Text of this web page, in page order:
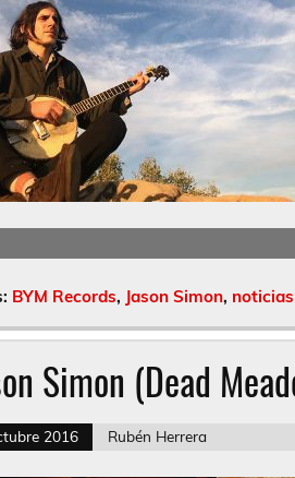
BYM Records, Jason Simon, noticias
Simon (Dead
2016 Rubén Herrera